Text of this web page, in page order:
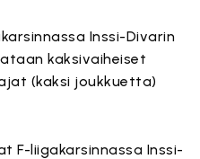
Inssi-Divarin
kaksivaiheiset
(kaksi joukkuetta)
F-liigakarsinnassa Inssi-